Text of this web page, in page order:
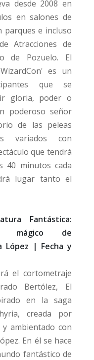
desde 2008 en
en salones de
parques e incluso
Atracciones de
de Pozuelo. El
es un
que se
gloria, poder o
poderoso señor
de las peleas
variados con
que tendrá
40 minutos cada
lugar tanto el
Fantástica:
mágico de
López | Fecha y
el cortometraje
Bertólez, El
en la saga
creada por
ambientado con
En él se hace
fantástico de